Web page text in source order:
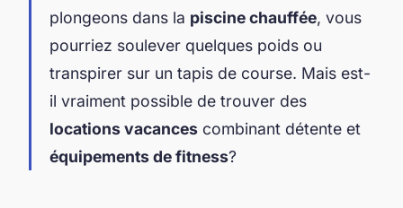
plongeons dans la piscine chauffée, vous
pourriez soulever quelques poids ou
transpirer sur un tapis de course. Mais est-
il vraiment possible de trouver des
locations vacances combinant détente et
équipements de fitness?